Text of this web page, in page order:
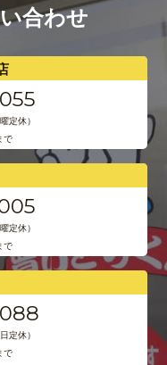
合わせ
定休）
で
定休）
で
定休）
で